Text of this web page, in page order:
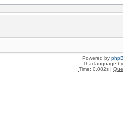
Powered by
Thai language by
Time: 0.082s|